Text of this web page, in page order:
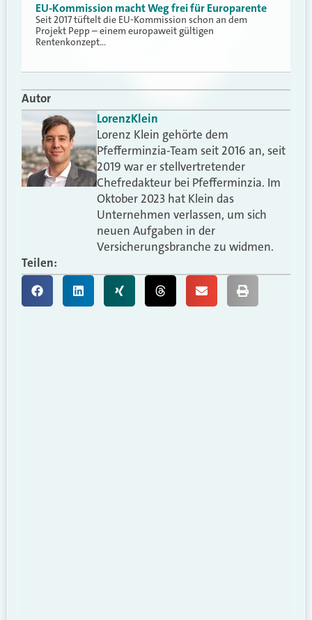
EU-Kommission macht Weg frei für Europarente
Seit 2017 tüftelt die EU-Kommission schon an dem
Projekt Pepp – einem europaweit gültigen
Rentenkonzept…
Autor
LorenzKlein
Lorenz Klein gehörte dem
Pfefferminzia-Team seit 2016 an, seit
2019 war er stellvertretender
Chefredakteur bei Pfefferminzia. Im
Oktober 2023 hat Klein das
Unternehmen verlassen, um sich
neuen Aufgaben in der
Versicherungsbranche zu widmen.
Teilen: